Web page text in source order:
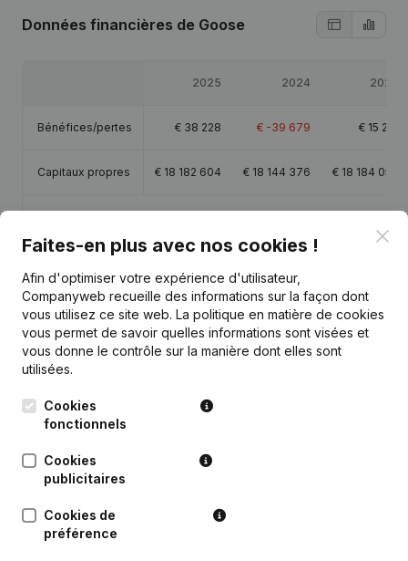
Données financières de Goose
2025 2024 2023
Bénéfices/pertes € 38 228 € -39 679 € 15 221
Capitaux propres € 18 182 604 € 18 144 376 € 18 184 056
Publications de Goose
04-02-2022
Modifications, …) - Modification
Forme Juridique - Rubrique
Faites-en plus avec nos cookies !
Afin d'optimiser votre expérience d'utilisateur,
Companyweb recueille des informations sur la façon dont
vous utilisez ce site web. La politique en matière de cookies
vous permet de savoir quelles informations sont visées et
vous donne le contrôle sur la manière dont elles sont
utilisées.
Cookies
fonctionnels
Cookies
publicitaires
Cookies de
préférence